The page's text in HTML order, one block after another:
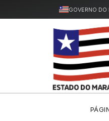
GOVERNO DO